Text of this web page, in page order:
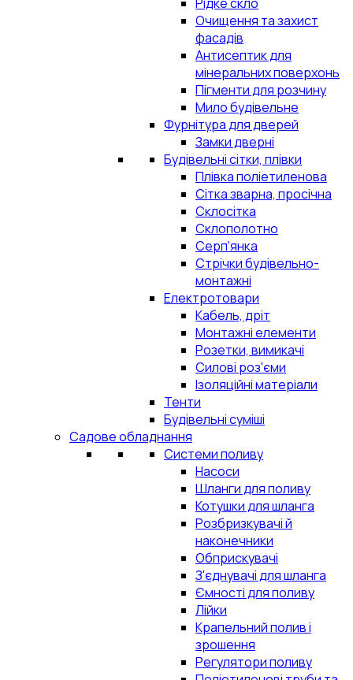
Очищення та захист
фасадів
Антисептик для
мінеральних поверхонь
Пігменти для розчину
Мило будівельне
Фурнітура для дверей
Замки дверні
Будівельні сітки, плівки
Плівка поліетиленова
Сітка зварна, просічна
Склосітка
Склополотно
Серп'янка
Стрічки будівельно-
монтажні
Електротовари
Кабель, дріт
Монтажні елементи
Розетки, вимикачі
Силові роз'єми
Ізоляційні матеріали
Тенти
Будівельні суміші
Садове обладнання
Системи поливу
Насоси
Шланги для поливу
Котушки для шланга
Розбризкувачі й
наконечники
Обприскувачі
З'єднувачі для шланга
Ємності для поливу
Лійки
Крапельний полив і
зрошення
Регулятори поливу